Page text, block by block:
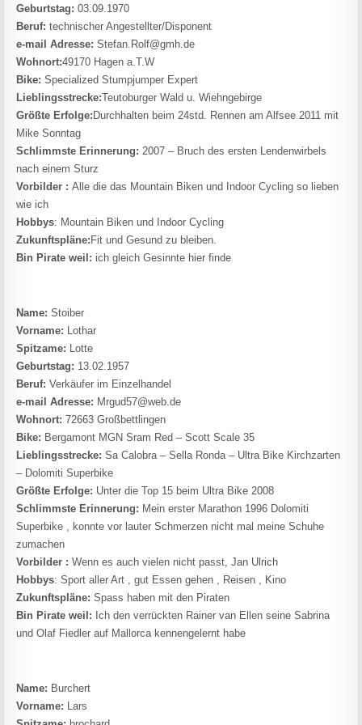
Geburtstag: 03.09.1970
Beruf:technischer Angestellter/Disponent
e-mail Adresse:Stefan.Rolf@gmh.de
Wohnort:49170 Hagen a.T.W
Bike:Specialized Stumpjumper Expert
Lieblingsstrecke:Teutoburger Wald u. Wiehngebirge
Größte Erfolge: Durchhalten beim 24std. Rennen am Alfsee 2011 mit
Mike Sonntag
Schlimmste Erinnerung:2007 – Bruch des ersten Lendenwirbels
nach einem Sturz
Vorbilder :Alle die das Mountain Biken und Indoor Cycling so lieben
wie ich
Hobbys: Mountain Biken und Indoor Cycling
Zukunftspläne: Fit und Gesund zu bleiben.
Bin Pirate weil: ich gleich Gesinnte hier finde
Name: Stoiber
Vorname: Lothar
Spitzame: Lotte
Geburtstag: 13.02.1957
Beruf:Verkäufer im Einzelhandel
e-mail Adresse: Mrgud57@web.de
Wohnort: 72663 Großbettlingen
Bike: Bergamont MGN Sram Red – Scott Scale 35
Lieblingsstrecke: Sa Calobra – Sella Ronda – Ultra Bike Kirchzarten
– Dolomiti Superbike
Größte Erfolge: Unter die Top 15 beim Ultra Bike 2008
Schlimmste Erinnerung: Mein erster Marathon 1996 Dolomiti
Superbike , konnte vor lauter Schmerzen nicht mal meine Schuhe
zumachen
Vorbilder :Wenn es auch vielen nicht passt, Jan Ulrich
Hobbys: Sport aller Art , gut Essen gehen , Reisen , Kino
Zukunftspläne: Spass haben mit den Piraten
Bin Pirate weil: Ich den verrückten Rainer van Ellen seine Sabrina
und Olaf Fiedler auf Mallorca kennengelernt habe
Name: Burchert
Vorname: Lars